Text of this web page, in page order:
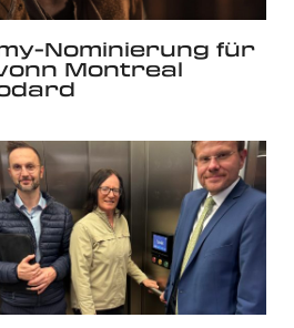
Nominierung für
Montreal